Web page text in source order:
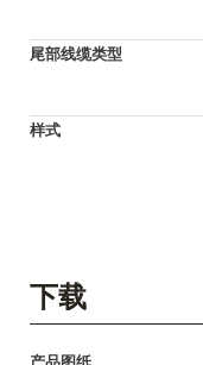
尾部线缆类型
样式
下载